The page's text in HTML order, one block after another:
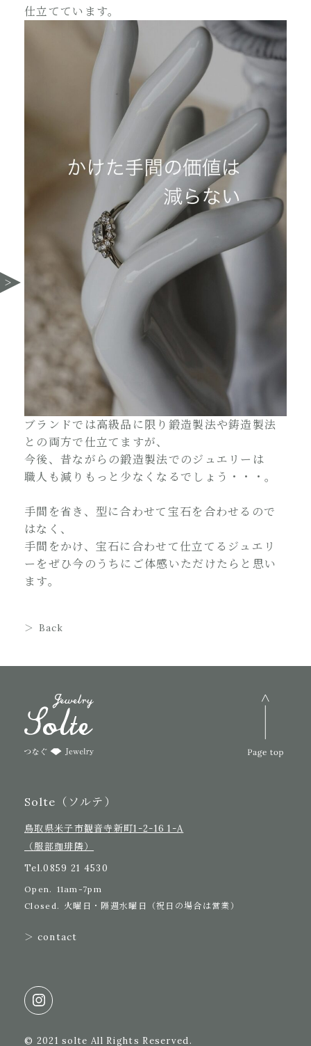
仕立てています。
ブランドでは高級品に限り鍛造製法や鋳造製法
との両方で仕立てますが、
今後、昔ながらの鍛造製法でのジュエリーは
職人も減りもっと少なくなるでしょう・・・。
手間を省き、型に合わせて宝石を合わせるので
はなく、
手間をかけ、宝石に合わせて仕立てるジュエリ
ーをぜひ今のうちにご体感いただけたらと思い
ます。
Back
Solte（ソルテ）
鳥取県米子市観音寺新町1-2-16 1-A
（服部珈琲隣）
Tel.0859 21 4530
Open. 11am-7pm
Closed. 火曜日・隔週水曜日（祝日の場合は営業）
＞ contact
© 2021 solte All Rights Reserved.